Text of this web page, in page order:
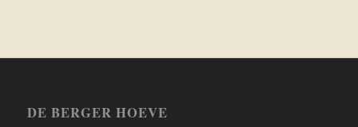
DE BERGER HOEVE